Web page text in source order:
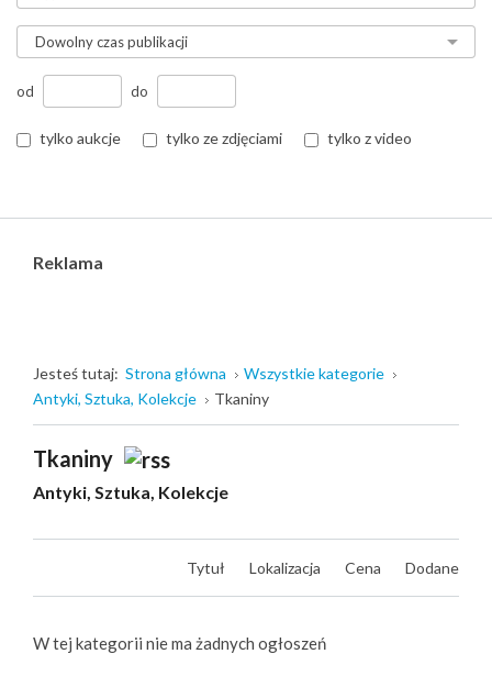
od do
tylko aukcje tylko ze zdjęciami tylko z video
Reklama
Jesteś tutaj: Strona główna
Wszystkie kategorie
Antyki, Sztuka, Kolekcje
Tkaniny
Tkaniny
Antyki, Sztuka, Kolekcje
Tytuł Lokalizacja Cena Dodane
W tej kategorii nie ma żadnych ogłoszeń